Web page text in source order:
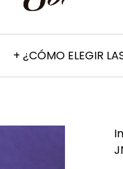
+ ¿CÓMO ELEGIR